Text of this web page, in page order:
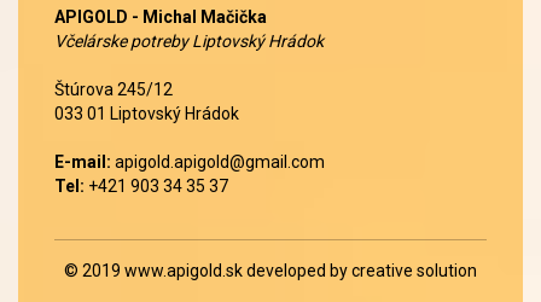
APIGOLD - Michal Mačička
Včelárske potreby Liptovský Hrádok
Štúrova 245/12
033 01 Liptovský Hrádok
E-mail: apigold.apigold@gmail.com
Tel: +421 903 34 35 37
© 2019 www.apigold.skdeveloped bycreative solution